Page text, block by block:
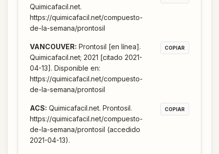
Quimicafacil.net.
https://quimicafacil.net/compuesto-
de-la-semana/prontosil
VANCOUVER: Prontosil [en línea].
Quimicafacil.net; 2021 [citado 2021-
04-13]. Disponible en:
https://quimicafacil.net/compuesto-
de-la-semana/prontosil
COPIAR
ACS: Quimicafacil.net. Prontosil.
https://quimicafacil.net/compuesto-
de-la-semana/prontosil (accedido
2021-04-13).
COPIAR